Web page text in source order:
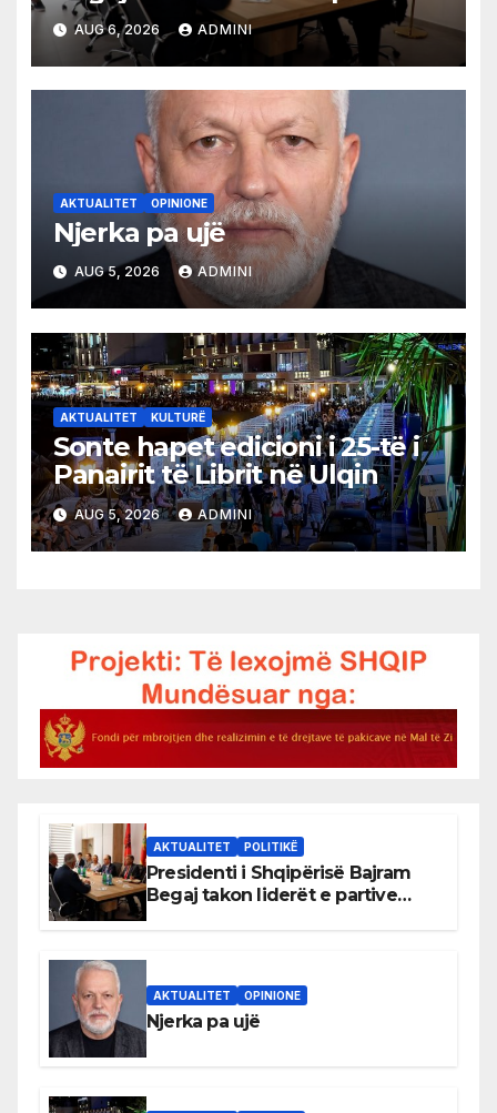
shqiptare në Ulqin
AUG 6, 2026 ADMINI
AKTUALITET OPINIONE
Njerka pa ujë
AUG 5, 2026 ADMINI
AKTUALITET KULTURË
Sonte hapet edicioni i 25-të i
Panairit të Librit në Ulqin
AUG 5, 2026 ADMINI
AKTUALITET POLITIKË
Presidenti i Shqipërisë Bajram
Begaj takon liderët e partive
AKTUALITET OPINIONE
Njerka pa ujë